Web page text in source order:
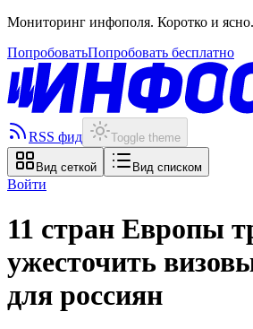
Мониторинг инфополя. Коротко и ясно.
ПопробоватьПопробовать бесплатно
RSS фид Toggle theme
Вид сеткой Вид списком
Войти
11 стран Европы
ужесточить
для россиян